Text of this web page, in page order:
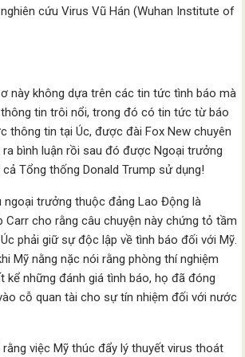
cứu Virus Vũ Hán (Wuhan Institute of
này không dựa trên các tin tức tình báo mà
tin trôi nổi, trong đó có tin tức từ báo
thông tin tại Úc, được đài Fox New chuyên
ra bình luận rồi sau đó được Ngoại trưởng
Tổng thống Donald Trump sử dụng!
ngoại trưởng thuộc đảng Lao Động là
Carr cho rằng câu chuyện này chứng tỏ tầm
phải giữ sự độc lập về tình báo đối với Mỹ.
Mỹ nằng nặc nói rằng phòng thí nghiệm
kể những đánh giá tình báo, họ đã đóng
cỗ quan tài cho sự tín nhiệm đối với nước
rằng việc Mỹ thúc đẩy lý thuyết virus thoát